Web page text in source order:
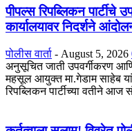
पीपल्स रिपब्लिकन पार्टीचे
कार्यालयावर निदर्शने
पोलीस वार्ता - August 5, 2026
अनुसूचित जाती उपवर्गीकरण आणि
महसूल आयुक्त मा.गेडाम साहेब
रिपब्लिकन पार्टीच्या वतीने आज